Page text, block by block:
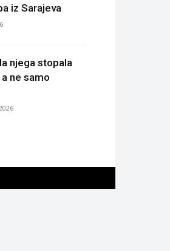
iz Sarajeva
njega stopala
ne samo